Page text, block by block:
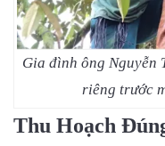
Gia đình ông Nguyễn
riêng trước
Thu Hoạch